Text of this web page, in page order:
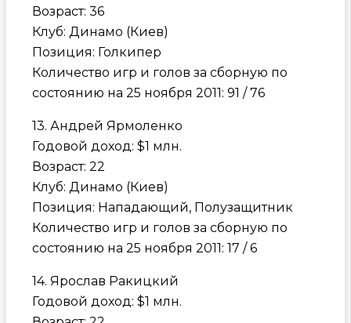
Возраст: 36
Клуб: Динамо (Киев)
Позиция: Голкипер
Количество игр и голов за сборную по
состоянию на 25 ноября 2011: 91 / 76
13. Андрей Ярмоленко
Годовой доход: $1 млн.
Возраст: 22
Клуб: Динамо (Киев)
Позиция: Нападающий, Полузащитник
Количество игр и голов за сборную по
состоянию на 25 ноября 2011: 17 / 6
14. Ярослав Ракицкий
Годовой доход: $1 млн.